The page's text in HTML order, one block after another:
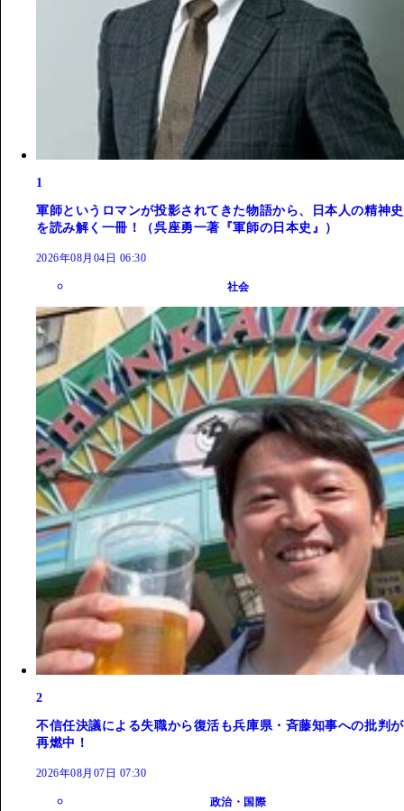
1
軍師というロマンが投影されてきた物語から、日本人の精神史
を読み解く一冊！（呉座勇一著『軍師の日本史』）
2026年08月04日 06:30
社会
2
不信任決議による失職から復活も兵庫県・斉藤知事への批判が
再燃中！
2026年08月07日 07:30
政治・国際